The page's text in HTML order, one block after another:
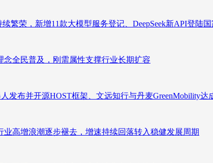
繁荣，新增11款大模型服务登记、DeepSeek新API登陆
念全民普及，刚需属性支撑行业长期扩容
发布并开源HOST框架、文远知行与丹麦GreenMobility达
高增浪潮逐步褪去，增速持续回落转入稳健发展周期